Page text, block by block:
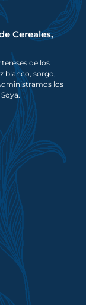
Cereales,
de los
blanco, sorgo,
los